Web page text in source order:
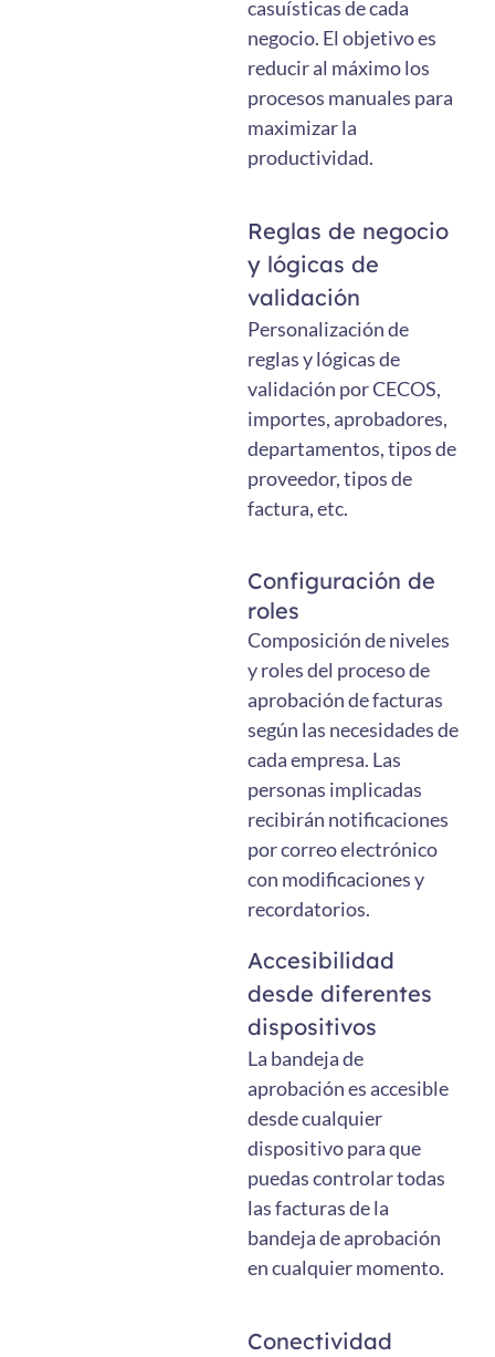
casuísticas de cada
negocio. El objetivo es
reducir al máximo los
procesos manuales para
maximizar la
productividad.
Reglas de negocio
y lógicas de
validación
Personalización de
reglas y lógicas de
validación por CECOS,
importes, aprobadores,
departamentos, tipos de
proveedor, tipos de
factura, etc.
Configuración de
roles
Composición de niveles
y roles del proceso de
aprobación de facturas
según las necesidades de
cada empresa. Las
personas implicadas
recibirán notificaciones
por correo electrónico
con modificaciones y
recordatorios.
Accesibilidad
desde diferentes
dispositivos
La bandeja de
aprobación es accesible
desde cualquier
dispositivo para que
puedas controlar todas
las facturas de la
bandeja de aprobación
en cualquier momento.
Conectividad